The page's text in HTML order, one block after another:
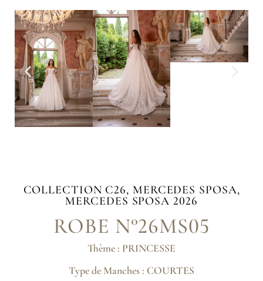
COLLECTION C26, MERCEDES SPOSA,
MERCEDES SPOSA 2026
ROBE N°26MS05
Thème : PRINCESSE
Type de Manches : COURTES